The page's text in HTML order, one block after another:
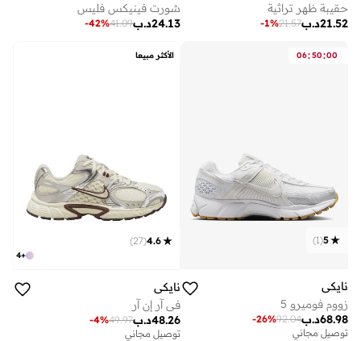
حقيبة ظهر تراثية
د.ب21.52
21.57
-1%
شورت فينيكس فليس
د.ب24.13
41.09
-42%
06:50:00
5
(
1
)
نايكي
زووم فوميرو 5
د.ب68.98
92.04
-26%
توصيل مجاني
الأكثر مبيعا
+
4
4.6
(
27
)
نايكي
في آر إن آر
د.ب48.26
49.97
-4%
توصيل مجاني